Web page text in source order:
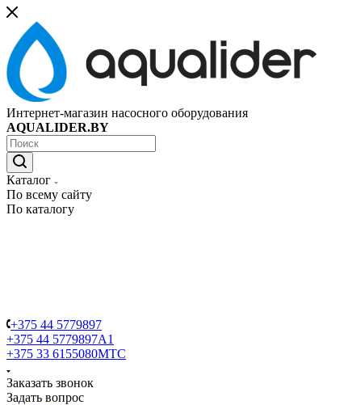
Интернет-магазин насосного оборудования
AQUALIDER.BY
Каталог
По всему сайту
По каталогу
+375 44 5779897
+375 44 5779897A1
+375 33 6155080МТС
Заказать звонок
Задать вопрос